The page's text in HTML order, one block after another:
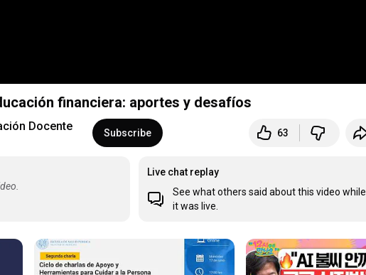
financiera: aportes y desafíos
Docente Subscribe 63
Live chat replay
See what others said about this video while
it was live.